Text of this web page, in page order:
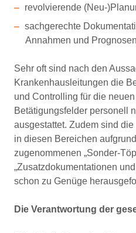
revolvierende (Neu-
sachgerechte
Annahmen und
Sehr oft sind nach den
Krankenhausleitungen die
und Controlling für die
Betätigungsfelder personell
ausgestattet. Zudem sind
in diesen Bereichen
zugenommenen „Sonder-
„Zusatzdokumentationen
schon zu Genüge
Die Verantwortung der